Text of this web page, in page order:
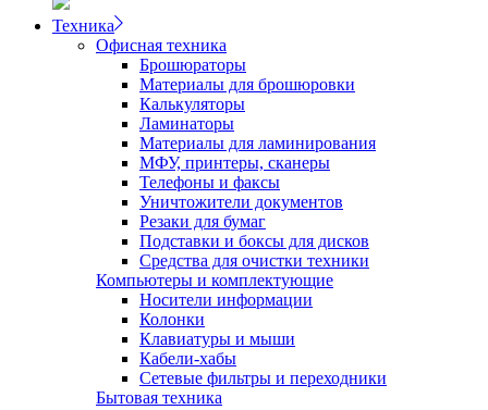
Техника
Офисная техника
Брошюраторы
Материалы для брошюровки
Калькуляторы
Ламинаторы
Материалы для ламинирования
МФУ, принтеры, сканеры
Телефоны и факсы
Уничтожители документов
Резаки для бумаг
Подставки и боксы для дисков
Средства для очистки техники
Компьютеры и комплектующие
Носители информации
Колонки
Клавиатуры и мыши
Кабели-хабы
Сетевые фильтры и переходники
Бытовая техника